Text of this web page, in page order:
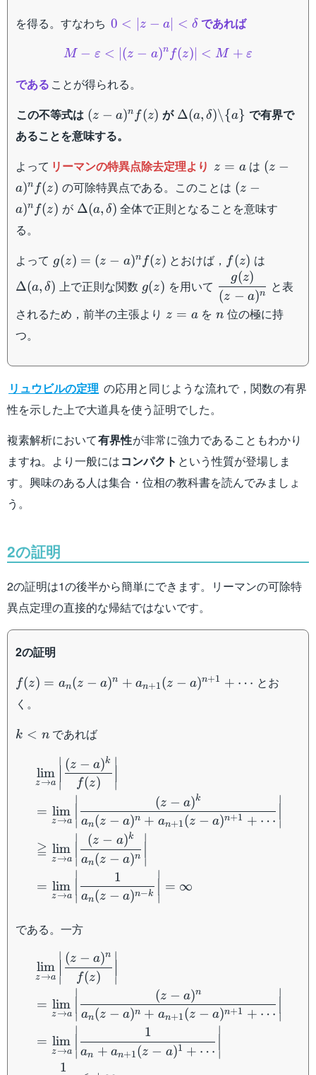
を得る。すなわち 0 <
<
0 < z − a < δであれば
M − ε < (z − a)n f(z) < M + ε
である ことが得られる。
この不等式は (z-
a)^n
f(z)
(z − a)n f(z) が \Delta
\{a\}
Δ(a, δ)\{a} で有界で
あることを意味する。
よって リーマンの特異点除去定理より z=a
z = aは (z-
(z −
a)n f(z) の可除特異点である。このことは (z-
a)^n
f(z)
(z −
a)n f(z) が \Delta
Δ(a, δ) 全体で正則となることを意味す
る。
よって g(z)
(z-
a)^n
f(z)
g(z) = (z − a)n f(z) とおけば， f(z)
f(z) は
Δ(a, δ) 上で正則な関数 g(z)
g(z) を用いて
\dfrac{g(z)}
{(z-a)^n}
(z − a)n
g(z)
と表
されるため，前半の主張より z=a
z = aをn
n 位の極に持
つ。
リュウビルの定理 の応用と同じような流れで，関数の有界
性を示した上で大道具を使う証明でした。
複素解析において有界性が非常に強力であることもわかり
ますね。より一般にはコンパクト という性質が登場しま
す。興味のある人は集合・位相の教科書を読んでみましょ
う。
2の証明
2の証明は1の後半から簡単にできます。リーマンの可除特
異点定理の直接的な帰結ではないです。
2の証明
f(z) =
a_n (z-
a)^n +
a_{n+1}
a)^{n+1}
+ \cdots
f(z) = an(z − a)n + an+1(z − a)n+1 + ⋯ とお
く。
k
k < nであれば
z→a
lim
∣
∣
f(z)
(z − a)k
∣
∣
=
z→a
lim
∣
∣
an(z − a)n + an+1(z − a)n+1 + ⋯
(z − a)k
∣
∣
≧ z→a
lim
∣
∣
an(z − a)n
(z − a)k
∣
∣
=
z→a
lim
∣
∣
an(z − a)n−k
1
∣
∣
= ∞
である。一方
z→a
lim
∣
∣
f(z)
(z − a)n
∣
∣
=
z→a
lim
∣
∣
an(z − a)n + an+1(z − a)n+1 + ⋯
(z − a)n
∣
∣
=
z→a
lim
∣
∣
an + an+1(z − a)1 + ⋯
1
∣
∣
1